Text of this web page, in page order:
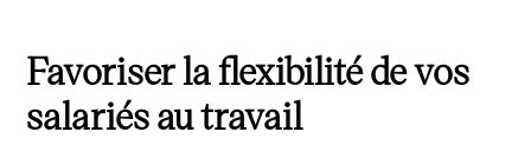
Favoriser la flexibilité de vos
salariés au travail